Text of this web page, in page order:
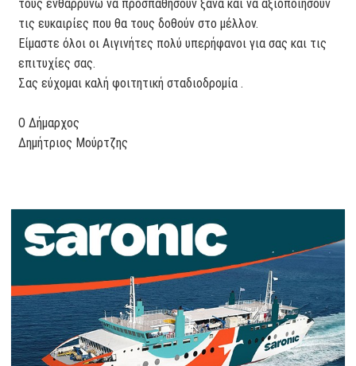
τούς ενθαρρύνω να προσπαθήσουν ξανά και να αξιοποιήσουν
τις ευκαιρίες που θα τους δοθούν στο μέλλον.
Είμαστε όλοι οι Αιγινήτες πολύ υπερήφανοι για σας και τις
επιτυχίες σας.
Σας εύχομαι καλή φοιτητική σταδιοδρομία .
Ο Δήμαρχος
Δημήτριος Μούρτζης